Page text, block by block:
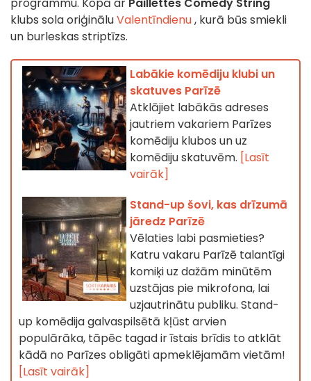
programmu. Kopā ar Paillettes Comedy String
klubs sola oriģināluValentīndienu, kurā būs smiekli
un burleskas striptīzs.
Labākie komēdiju klubi un
skatuves Parīzē
Atklājiet labākās adreses
jautriem vakariem Parīzes
komēdiju klubos un uz
komēdiju skatuvēm. [Lasīt
vairāk]
Stand-up šovi, kas drīzumā
jāredz Parīzē
Vēlaties labi pasmieties?
Katru vakaru Parīzē talantīgi
komiķi uz dažām minūtēm
uzstājas pie mikrofona, lai
uzjautrinātu publiku. Stand-
up komēdija galvaspilsētā kļūst arvien
populārāka, tāpēc tagad ir īstais brīdis to atklāt
kādā no Parīzes obligāti apmeklējamām vietām!
[Lasīt vairāk]